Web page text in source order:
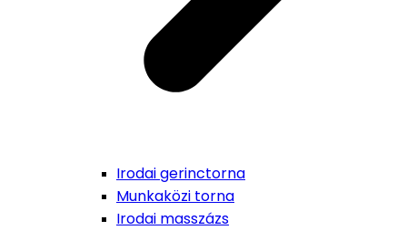
Irodai gerinctorna
Munkaközi torna
Irodai masszázs